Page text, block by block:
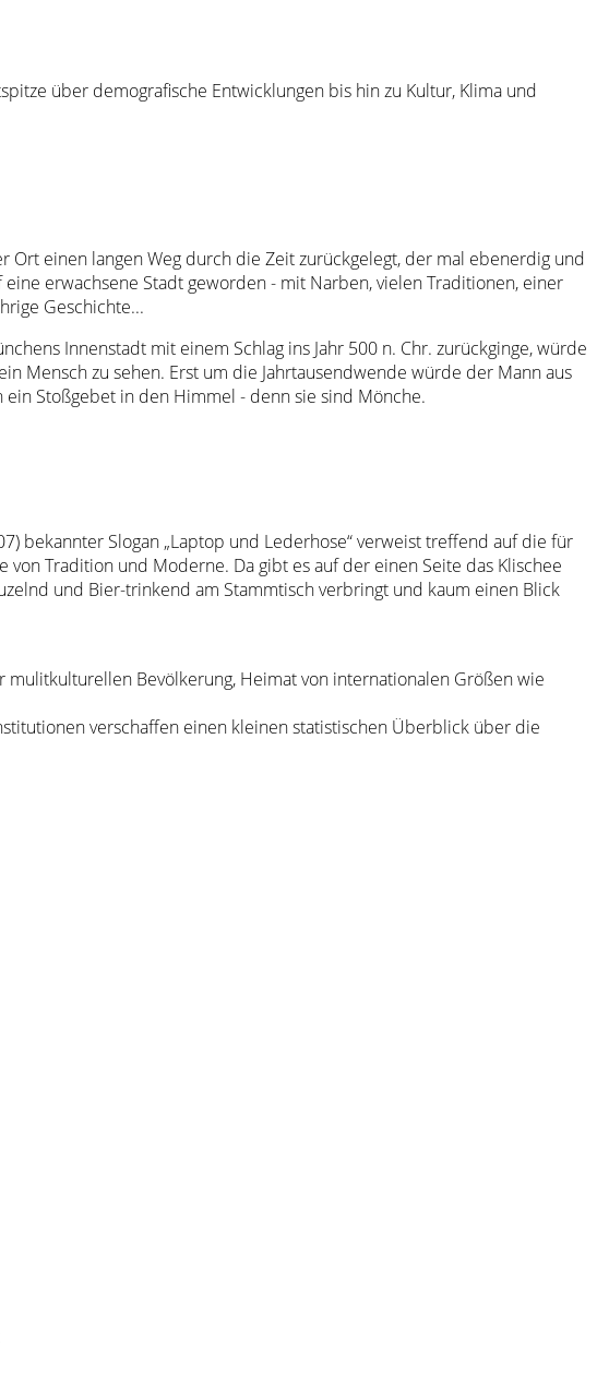
über demografische Entwicklungen bis hin zu Kultur, Klima und
Ort einen langen Weg durch die Zeit zurückgelegt, der mal ebenerdig und
erwachsene Stadt geworden - mit Narben, vielen Traditionen, einer
Geschichte...
Innenstadt mit einem Schlag ins Jahr 500 n. Chr. zurückginge, würde
Mensch zu sehen. Erst um die Jahrtausendwende würde der Mann aus
Stoßgebet in den Himmel - denn sie sind Mönche.
bekannter Slogan „Laptop und Lederhose“ verweist treffend auf die für
von Tradition und Moderne. Da gibt es auf der einen Seite das Klischee
und Bier-trinkend am Stammtisch verbringt und kaum einen Blick
Bevölkerung, Heimat von internationalen Größen wie
verschaffen einen kleinen statistischen Überblick über die